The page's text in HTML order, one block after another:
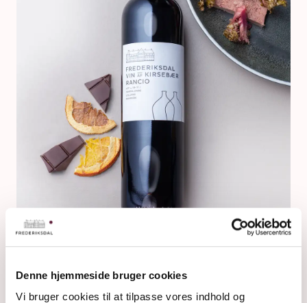
Denne hjemmeside bruger cookies
Vi bruger cookies til at tilpasse vores indhold og